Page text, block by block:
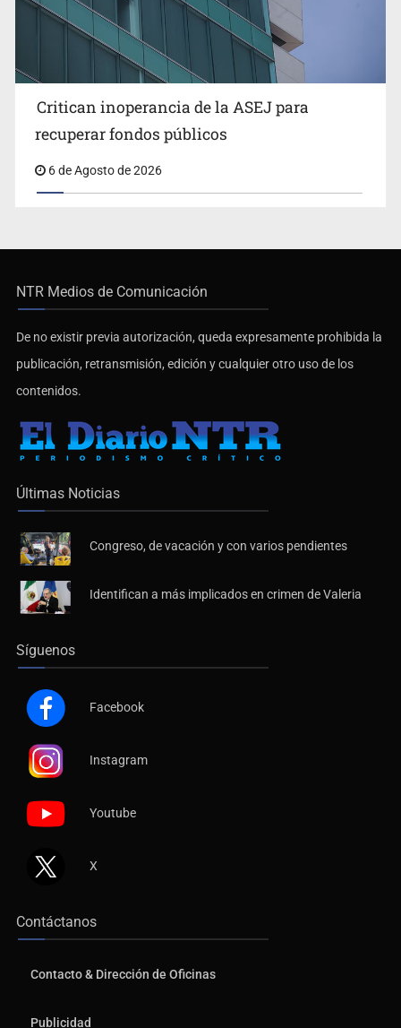
Critican inoperancia de la ASEJ para
recuperar fondos públicos
6 de Agosto de 2026
NTR Medios de Comunicación
De no existir previa autorización, queda expresamente prohibida la
publicación, retransmisión, edición y cualquier otro uso de los
contenidos.
Últimas Noticias
Congreso, de vacación y con varios pendientes
Identifican a más implicados en crimen de Valeria
Síguenos
Facebook
Instagram
Youtube
X
Contáctanos
Contacto & Dirección de Oficinas
Publicidad